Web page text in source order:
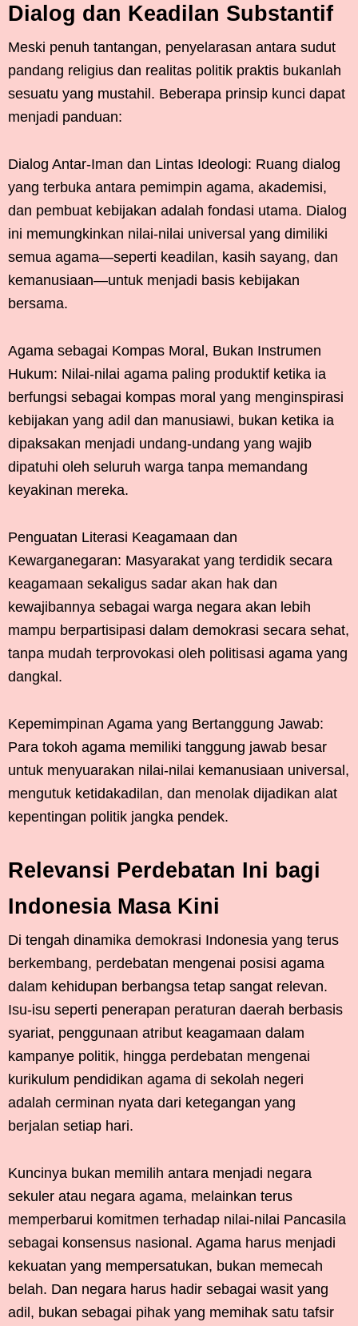
Dialog dan Keadilan Substantif
Meski penuh tantangan, penyelarasan antara sudut
pandang religius dan realitas politik praktis bukanlah
sesuatu yang mustahil. Beberapa prinsip kunci dapat
menjadi panduan:
Dialog Antar-Iman dan Lintas Ideologi: Ruang dialog
yang terbuka antara pemimpin agama, akademisi,
dan pembuat kebijakan adalah fondasi utama. Dialog
ini memungkinkan nilai-nilai universal yang dimiliki
semua agama—seperti keadilan, kasih sayang, dan
kemanusiaan—untuk menjadi basis kebijakan
bersama.
Agama sebagai Kompas Moral, Bukan Instrumen
Hukum: Nilai-nilai agama paling produktif ketika ia
berfungsi sebagai kompas moral yang menginspirasi
kebijakan yang adil dan manusiawi, bukan ketika ia
dipaksakan menjadi undang-undang yang wajib
dipatuhi oleh seluruh warga tanpa memandang
keyakinan mereka.
Penguatan Literasi Keagamaan dan
Kewarganegaran: Masyarakat yang terdidik secara
keagamaan sekaligus sadar akan hak dan
kewajibannya sebagai warga negara akan lebih
mampu berpartisipasi dalam demokrasi secara sehat,
tanpa mudah terprovokasi oleh politisasi agama yang
dangkal.
Kepemimpinan Agama yang Bertanggung Jawab:
Para tokoh agama memiliki tanggung jawab besar
untuk menyuarakan nilai-nilai kemanusiaan universal,
mengutuk ketidakadilan, dan menolak dijadikan alat
kepentingan politik jangka pendek.
Relevansi Perdebatan Ini bagi
Indonesia Masa Kini
Di tengah dinamika demokrasi Indonesia yang terus
berkembang, perdebatan mengenai posisi agama
dalam kehidupan berbangsa tetap sangat relevan.
Isu-isu seperti penerapan peraturan daerah berbasis
syariat, penggunaan atribut keagamaan dalam
kampanye politik, hingga perdebatan mengenai
kurikulum pendidikan agama di sekolah negeri
adalah cerminan nyata dari ketegangan yang
berjalan setiap hari.
Kuncinya bukan memilih antara menjadi negara
sekuler atau negara agama, melainkan terus
memperbarui komitmen terhadap nilai-nilai Pancasila
sebagai konsensus nasional. Agama harus menjadi
kekuatan yang mempersatukan, bukan memecah
belah. Dan negara harus hadir sebagai wasit yang
adil, bukan sebagai pihak yang memihak satu tafsir